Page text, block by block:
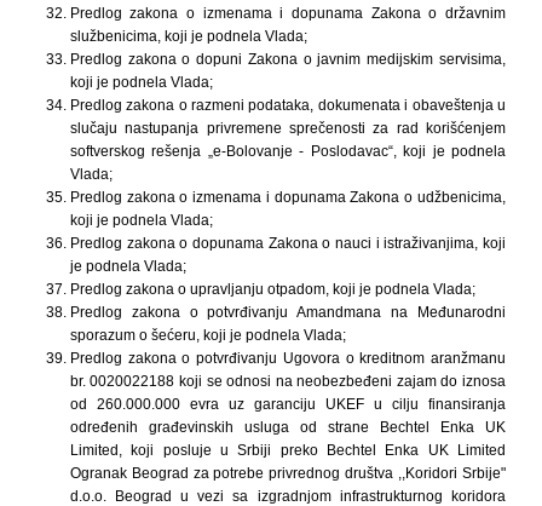
Predlog zakona o izmenama i dopunama Zakona o državnim
službenicima, koji je podnela Vlada;
Predlog zakona o dopuni Zakona o javnim medijskim servisima,
koji je podnela Vlada;
Predlog zakona o razmeni podataka, dokumenata i obaveštenja u
slučaju nastupanja privremene sprečenosti za rad korišćenjem
softverskog rešenja „e-Bolovanje - Poslodavac“, koji je podnela
Vlada;
Predlog zakona o izmenama i dopunama Zakona o udžbenicima,
koji je podnela Vlada;
Predlog zakona o dopunama Zakona o nauci i istraživanjima, koji
je podnela Vlada;
Predlog zakona o upravljanju otpadom, koji je podnela Vlada;
Predlog zakona o potvrđivanju Amandmana na Međunarodni
sporazum o šećeru, koji je podnela Vlada;
Predlog zakona o potvrđivanju Ugovora o kreditnom aranžmanu
br. 0020022188 koji se odnosi na neobezbeđeni zajam do iznosa
od 260.000.000 evra uz garanciju UKEF u cilju finansiranja
određenih građevinskih usluga od strane Bechtel Enka UK
Limited, koji posluje u Srbiji preko Bechtel Enka UK Limited
Ogranak Beograd za potrebe privrednog društva ,,Koridori Srbije"
d.o.o. Beograd u vezi sa izgradnjom infrastrukturnog koridora